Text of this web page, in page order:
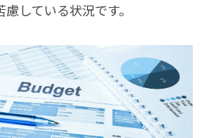
している状況です。